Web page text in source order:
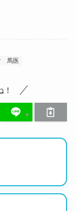
馬医